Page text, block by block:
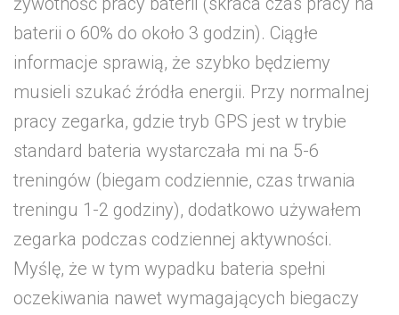
baterii o 60% do około 3 godzin). Ciągłe
informacje sprawią, że szybko będziemy
musieli szukać źródła energii. Przy normalnej
pracy zegarka, gdzie tryb GPS jest w trybie
standard bateria wystarczała mi na 5-6
treningów (biegam codziennie, czas trwania
treningu 1-2 godziny), dodatkowo używałem
zegarka podczas codziennej aktywności.
Myślę, że w tym wypadku bateria spełni
oczekiwania nawet wymagających biegaczy